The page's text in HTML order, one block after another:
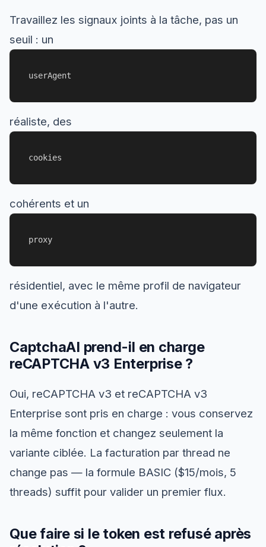
Travaillez les signaux joints à la tâche, pas un
seuil : un
userAgent
réaliste, des
cookies
cohérents et un
proxy
résidentiel, avec le même profil de navigateur
d'une exécution à l'autre.
CaptchaAI prend-il en charge
reCAPTCHA v3 Enterprise ?
Oui, reCAPTCHA v3 et reCAPTCHA v3
Enterprise sont pris en charge : vous conservez
la même fonction et changez seulement la
variante ciblée. La facturation par thread ne
change pas — la formule BASIC ($15/mois, 5
threads) suffit pour valider un premier flux.
Que faire si le token est refusé après